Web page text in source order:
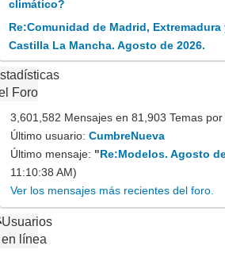
climático?
Re:Comunidad de Madrid, Extremadura
Castilla La Mancha. Agosto de 2026.
Foro
3,601,582 Mensajes en 81,903 Temas
Último usuario: CumbreNueva
Último mensaje: "Re:Modelos. Agosto
11:10:38 AM)
Ver los mensajes más recientes del foro.
Usuarios
en línea